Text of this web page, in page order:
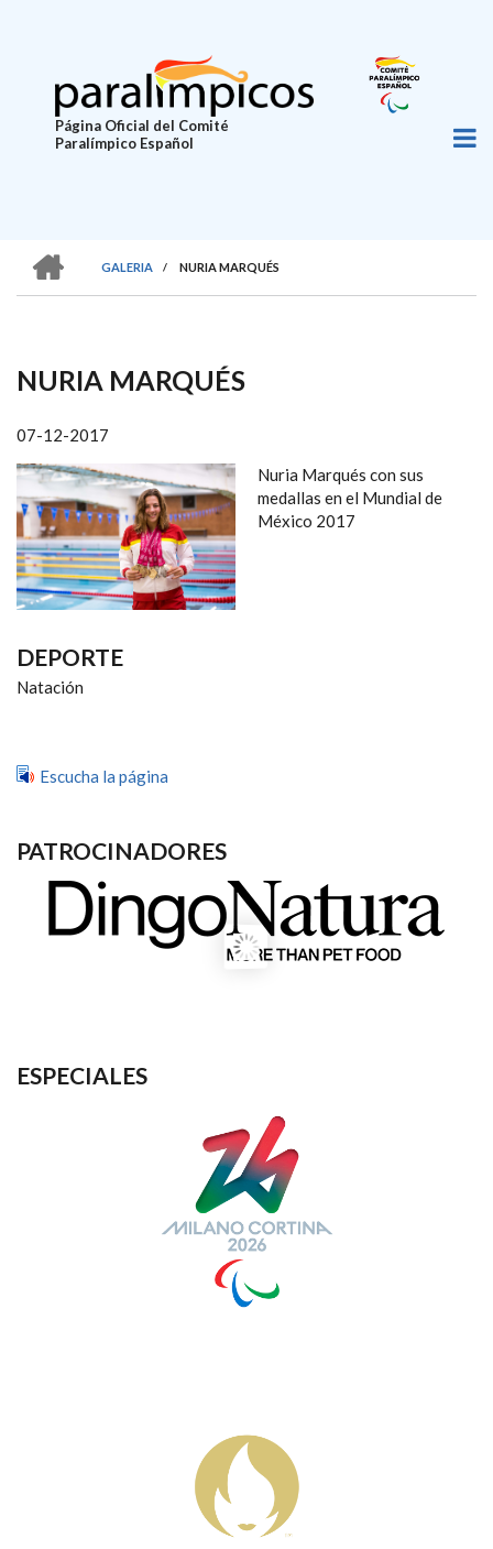
principal
Página Oficial del Comité
Paralímpico Español
SOBRESCRIBIR
DE
AYUDA
A
LA
NAVEGACIÓN
GALERIA
/ NURIA MARQUÉS
NURIA MARQUÉS
07-12-2017
Nuria Marqués con sus
medallas en el Mundial de
México 2017
DEPORTE
Natación
Escucha la página
PATROCINADORES
ESPECIALES